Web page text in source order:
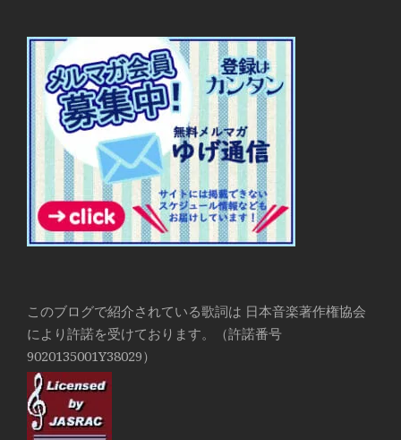
このブログで紹介されている歌詞は 日本音楽著作権協会
により許諾を受けております。（許諾番号
9020135001Y38029）